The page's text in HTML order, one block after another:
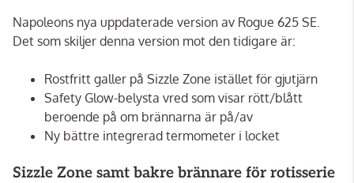
Napoleons nya uppdaterade version av Rogue 625 SE.
Det som skiljer denna version mot den tidigare är:
Rostfritt galler på Sizzle Zone istället för gjutjärn
Safety Glow-belysta vred som visar rött/blått
beroende på om brännarna är på/av
Ny bättre integrerad termometer i locket
Sizzle Zone samt bakre brännare för rotisserie